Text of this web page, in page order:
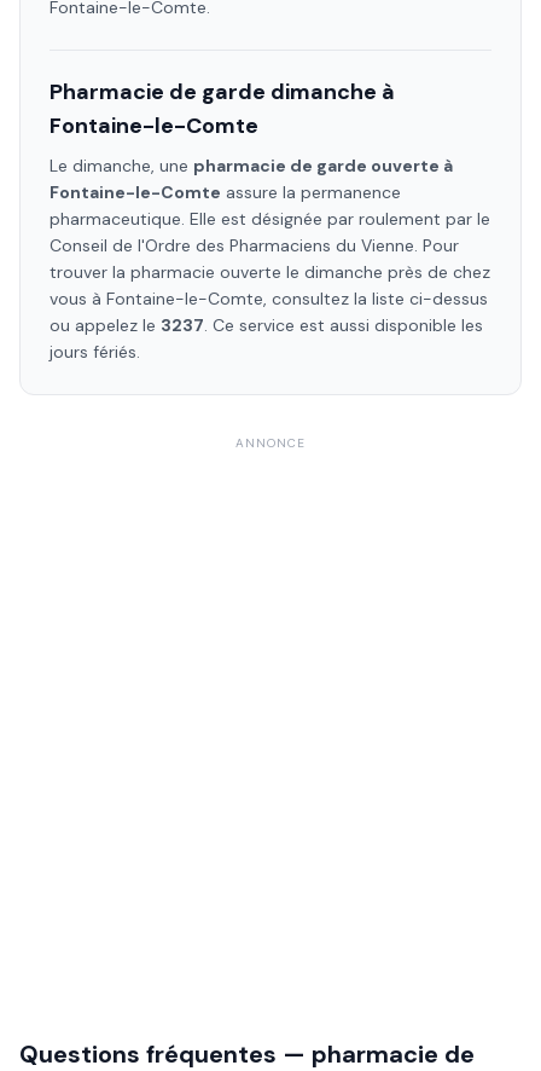
Fontaine-le-Comte.
Pharmacie de garde dimanche à
Fontaine-le-Comte
Le dimanche, une pharmacie de garde ouverte à
Fontaine-le-Comte assure la permanence
pharmaceutique. Elle est désignée par roulement par le
Conseil de l'Ordre des Pharmaciens du Vienne. Pour
trouver la pharmacie ouverte le dimanche près de chez
vous à Fontaine-le-Comte, consultez la liste ci-dessus
ou appelez le 3237. Ce service est aussi disponible les
jours fériés.
ANNONCE
Questions fréquentes — pharmacie de